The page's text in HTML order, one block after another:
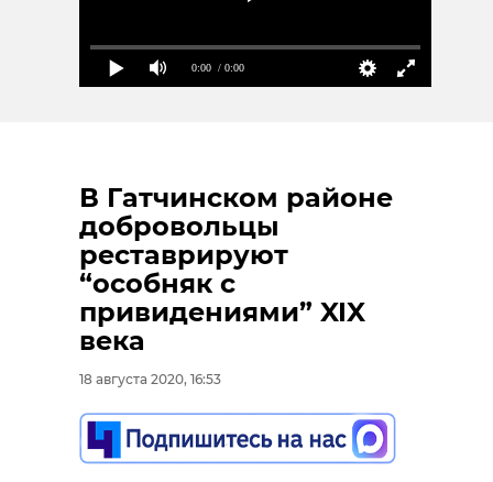
0:00 / 0:00
В Гатчинском районе
добровольцы
реставрируют
“особняк с
привидениями” XIX
века
18 августа 2020, 16:53